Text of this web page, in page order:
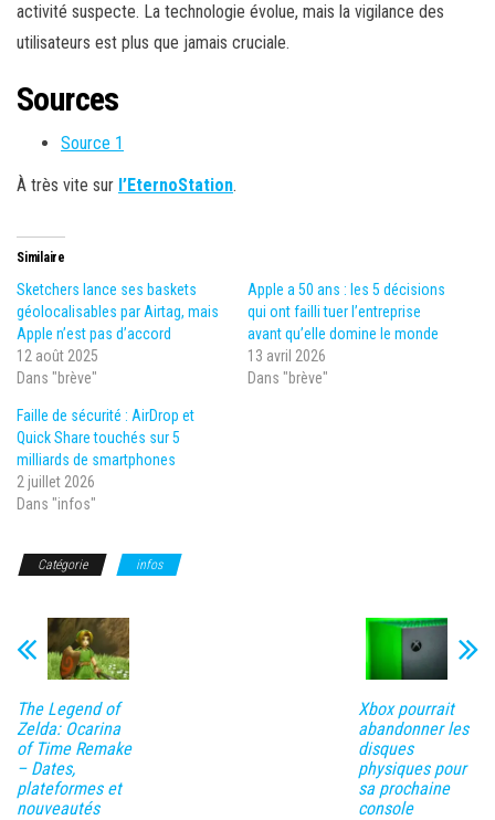
activité suspecte. La technologie évolue, mais la vigilance des
utilisateurs est plus que jamais cruciale.
Sources
Source 1
À très vite sur l’EternoStation.
Similaire
Sketchers lance ses baskets
géolocalisables par Airtag, mais
Apple n’est pas d’accord
12 août 2025
Dans "brève"
Apple a 50 ans : les 5 décisions
qui ont failli tuer l’entreprise
avant qu’elle domine le monde
13 avril 2026
Dans "brève"
Faille de sécurité : AirDrop et
Quick Share touchés sur 5
milliards de smartphones
2 juillet 2026
Dans "infos"
Catégorie infos
The Legend of
Zelda: Ocarina
of Time Remake
– Dates,
plateformes et
nouveautés
Xbox pourrait
abandonner les
disques
physiques pour
sa prochaine
console